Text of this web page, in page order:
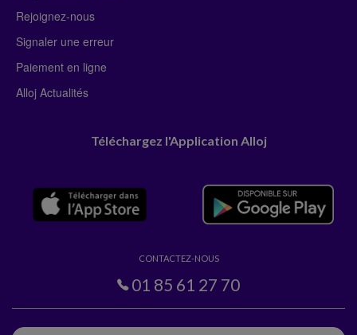
Rejoignez-nous
Signaler une erreur
Paiement en ligne
Alloj Actualités
Téléchargez l'Application Alloj
CONTACTEZ-NOUS
01 85 61 27 70